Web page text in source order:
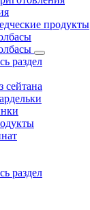
продукты
раздел
сейтана
раздел